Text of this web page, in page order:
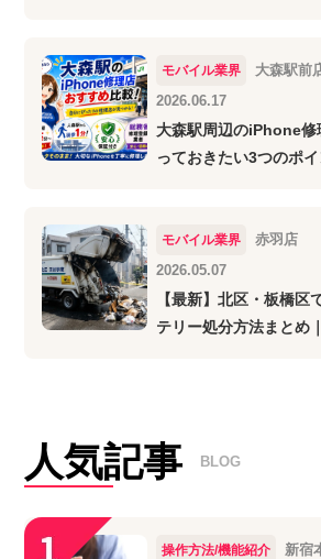
モバイル業界
大森駅前
2026.06.17
大森駅周辺のiPhone修
っておきたい3つのポイ
モバイル業界
赤羽店
2026.05.07
【最新】北区・板橋区
テリー処分方法まとめ｜
人気記事 BLOG
操作方法/機能紹介
新宿